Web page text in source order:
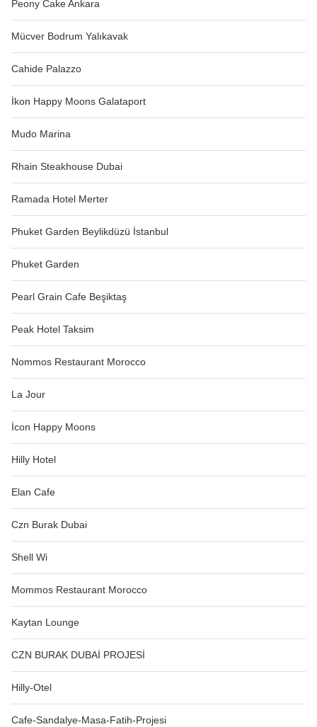
Peony Cake Ankara
Mücver Bodrum Yalıkavak
Cahide Palazzo
İkon Happy Moons Galataport
Mudo Marina
Rhain Steakhouse Dubai
Ramada Hotel Merter
Phuket Garden Beylikdüzü İstanbul
Phuket Garden
Pearl Grain Cafe Beşiktaş
Peak Hotel Taksim
Nommos Restaurant Morocco
La Jour
İcon Happy Moons
Hilly Hotel
Elan Cafe
Czn Burak Dubai
Shell Wi
Mommos Restaurant Morocco
Kaytan Lounge
CZN BURAK DUBAİ PROJESİ
Hilly-Otel
Cafe-Sandalye-Masa-Fatih-Projesi